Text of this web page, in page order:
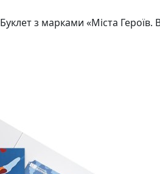
Буклет з марками «Міста Героїв.